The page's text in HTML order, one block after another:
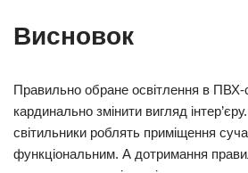
Висновок
Правильно обране освітлення в
кардинально змінити вигляд
світильники роблять приміщення
функціональним. А дотримання